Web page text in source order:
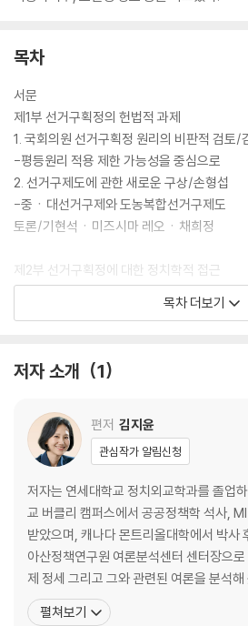
목차
서문
제1부 선거구획정의 헌법적 과제
1. 국회의원 선거구획정 원리의 비판적 검토/
-평등원리 적용 제한 가능성을 중심으로
2. 선거구제도에 관한 새로운 구상/손형섭
-중ㆍ대선거구제와 도농복합선거구제도
토론/기현석ㆍ미즈시마 레오ㆍ채희정
제2부 선거구획정에 대한 정치학적 접근
3. 선거구획정 제도의 쟁점 및 과제/윤종빈
4. 선거구 재분배와 재획정/김지윤
토론/이병하ㆍ조진만
제3부 선거구획정의 개혁 방안
6. 선거구획정의 개혁 방향/이현출
토론/김승교ㆍ신두철ㆍ정승윤
부록 | 찾아보기
목차 더보기
저자 소개 1
편저 김지윤
관심작가 알림신청
저자는 연세대학교 정치외교학과를 졸업
교 버클리 캠퍼스에서 공공정책학 석사,
받았으며, 캐나다 몬트리올대학에서 박사
아산정책연구원 여론분석센터 센터장으
제 정세 그리고 그와 관련된 여론을 분석
연해 현재 국제 정세 및 대한민국의 상황과
바 있다. 그동안 KBS 1TV [특파원 보고
펼쳐보기